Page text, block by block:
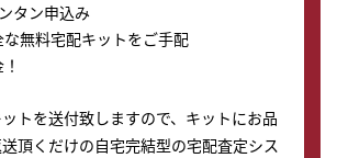
タン申込み
無料宅配キットをご手配
トを送付致しますので、キットにお品
頂くだけの自宅完結型の宅配査定シス